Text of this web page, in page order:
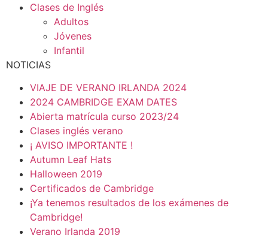
Clases de Inglés
Adultos
Jóvenes
Infantil
NOTICIAS
VIAJE DE VERANO IRLANDA 2024
2024 CAMBRIDGE EXAM DATES
Abierta matrícula curso 2023/24
Clases inglés verano
¡ AVISO IMPORTANTE !
Autumn Leaf Hats
Halloween 2019
Certificados de Cambridge
¡Ya tenemos resultados de los exámenes de
Cambridge!
Verano Irlanda 2019